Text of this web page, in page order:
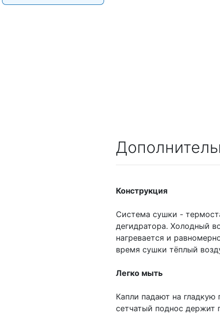
Конструкция
Система сушки -
дегидратора. Холодный
нагревается и
время сушки тёплый
Легко мыть
Капли падают на
сетчатый поднос